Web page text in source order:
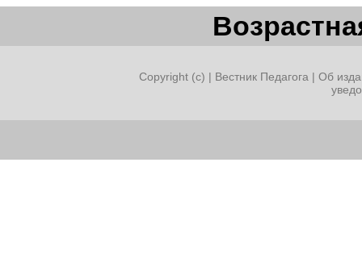
Copyright (c) | Вестник Педагога | Об